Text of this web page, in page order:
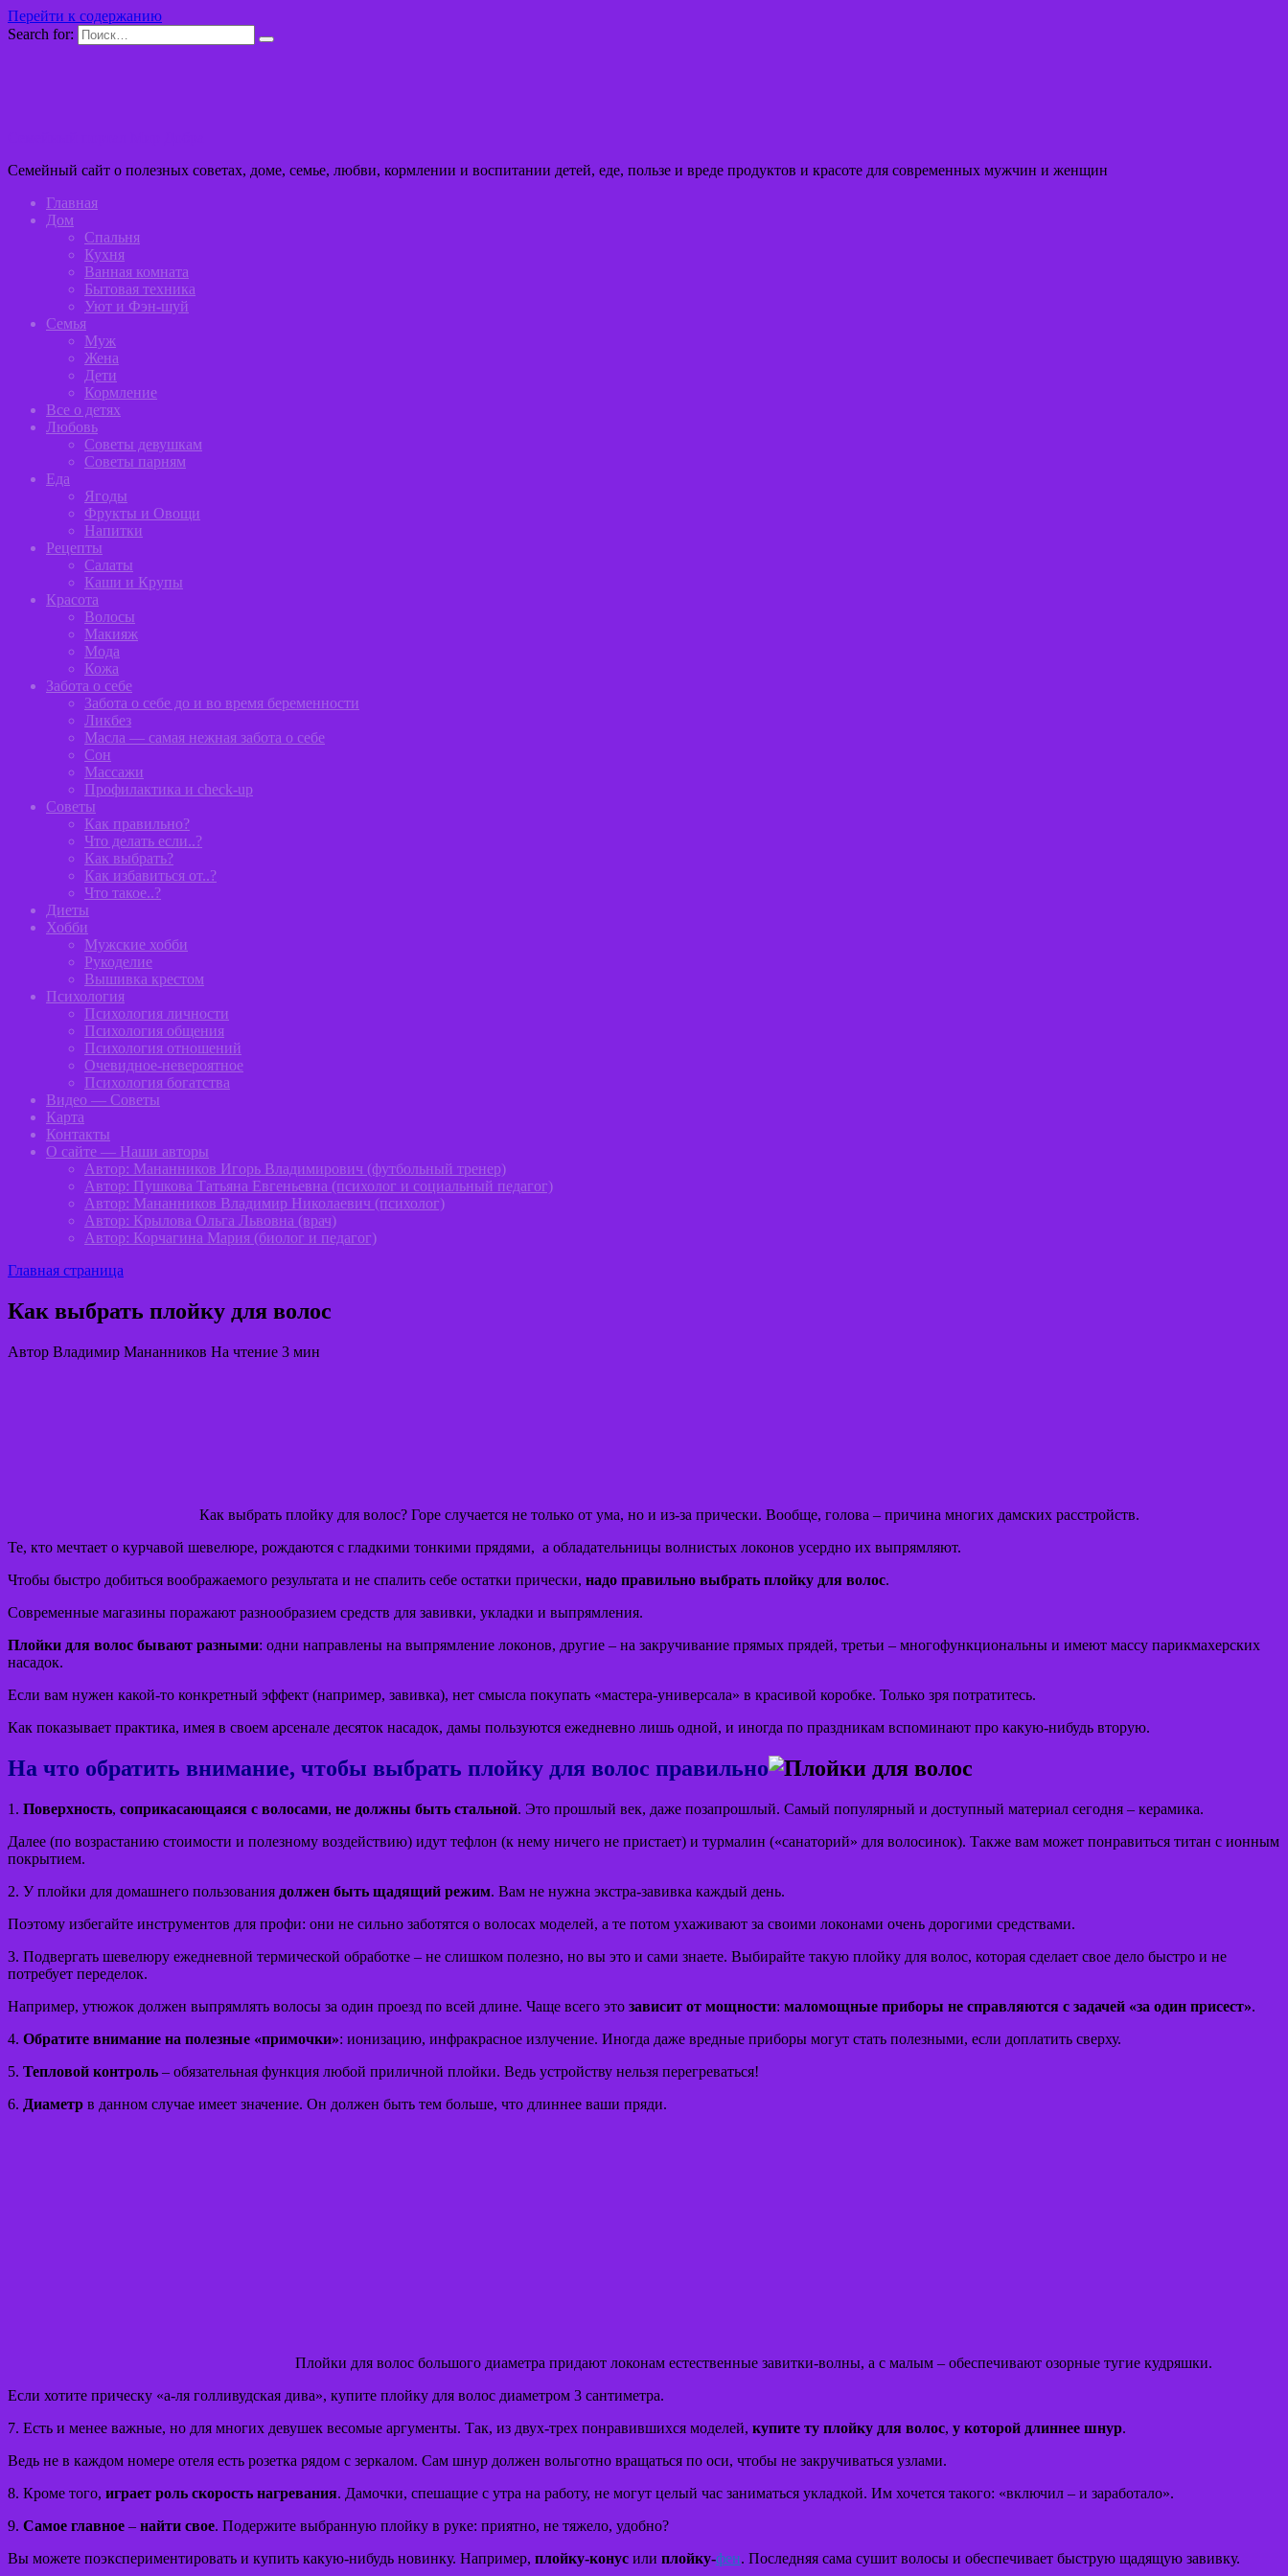
Перейти к содержанию
Search for:
Семейный сайт о полезных советах, доме, семье, любви, кормлении и воспитании детей, еде, пользе и вреде продуктов и красоте для современных мужчин и женщин
Главная
Дом
Спальня
Кухня
Ванная комната
Бытовая техника
Уют и Фэн-шуй
Семья
Муж
Жена
Дети
Кормление
Все о детях
Любовь
Советы девушкам
Советы парням
Еда
Ягоды
Фрукты и Овощи
Напитки
Рецепты
Салаты
Каши и Крупы
Красота
Волосы
Макияж
Мода
Кожа
Забота о себе
Забота о себе до и во время беременности
Ликбез
Масла — самая нежная забота о себе
Сон
Массажи
Профилактика и сheck-up
Советы
Как правильно?
Что делать если..?
Как выбрать?
Как избавиться от..?
Что такое..?
Диеты
Хобби
Мужские хобби
Рукоделие
Вышивка крестом
Психология
Психология личности
Психология общения
Психология отношений
Очевидное-невероятное
Психология богатства
Видео — Советы
Карта
Контакты
О сайте — Наши авторы
Автор: Мананников Игорь Владимирович (футбольный тренер)
Автор: Пушкова Татьяна Евгеньевна (психолог и социальный педагог)
Автор: Мананников Владимир Николаевич (психолог)
Автор: Крылова Ольга Львовна (врач)
Автор: Корчагина Мария (биолог и педагог)
Главная страница
Как выбрать плойку для волос
Автор Владимир Мананников На чтение 3 мин
Как выбрать плойку для волос? Горе случается не только от ума, но и из-за прически. Вообще, голова – причина многих дамских расстройств.
Те, кто мечтает о курчавой шевелюре, рождаются с гладкими тонкими прядями, а обладательницы волнистых локонов усердно их выпрямляют.
Чтобы быстро добиться воображаемого результата и не спалить себе остатки прически, надо правильно выбрать плойку для волос.
Современные магазины поражают разнообразием средств для завивки, укладки и выпрямления.
Плойки для волос бывают разными: одни направлены на выпрямление локонов, другие – на закручивание прямых прядей, третьи – многофункциональны и имеют массу парикмахерских
насадок.
Если вам нужен какой-то конкретный эффект (например, завивка), нет смысла покупать «мастера-универсала» в красивой коробке. Только зря потратитесь.
Как показывает практика, имея в своем арсенале десяток насадок, дамы пользуются ежедневно лишь одной, и иногда по праздникам вспоминают про какую-нибудь вторую.
На что обратить внимание, чтобы выбрать плойку для волос правильно
1. Поверхность, соприкасающаяся с волосами, не должны быть стальной. Это прошлый век, даже позапрошлый. Самый популярный и доступный материал сегодня – керамика.
Далее (по возрастанию стоимости и полезному воздействию) идут тефлон (к нему ничего не пристает) и турмалин («санаторий» для волосинок). Также вам может понравиться титан с ионным
покрытием.
2. У плойки для домашнего пользования должен быть щадящий режим. Вам не нужна экстра-завивка каждый день.
Поэтому избегайте инструментов для профи: они не сильно заботятся о волосах моделей, а те потом ухаживают за своими локонами очень дорогими средствами.
3. Подвергать шевелюру ежедневной термической обработке – не слишком полезно, но вы это и сами знаете. Выбирайте такую плойку для волос, которая сделает свое дело быстро и не
потребует переделок.
Например, утюжок должен выпрямлять волосы за один проезд по всей длине. Чаще всего это зависит от мощности: маломощные приборы не справляются с задачей «за один присест».
4. Обратите внимание на полезные «примочки»: ионизацию, инфракрасное излучение. Иногда даже вредные приборы могут стать полезными, если доплатить сверху.
5. Тепловой контроль – обязательная функция любой приличной плойки. Ведь устройству нельзя перегреваться!
6. Диаметр в данном случае имеет значение. Он должен быть тем больше, что длиннее ваши пряди.
Плойки для волос большого диаметра придают локонам естественные завитки-волны, а с малым – обеспечивают озорные тугие кудряшки.
Если хотите прическу «а-ля голливудская дива», купите плойку для волос диаметром 3 сантиметра.
7. Есть и менее важные, но для многих девушек весомые аргументы. Так, из двух-трех понравившихся моделей, купите ту плойку для волос, у которой длиннее шнур.
Ведь не в каждом номере отеля есть розетка рядом с зеркалом. Сам шнур должен вольготно вращаться по оси, чтобы не закручиваться узлами.
8. Кроме того, играет роль скорость нагревания. Дамочки, спешащие с утра на работу, не могут целый час заниматься укладкой. Им хочется такого: «включил – и заработало».
9. Самое главное – найти свое. Подержите выбранную плойку в руке: приятно, не тяжело, удобно?
Вы можете поэкспериментировать и купить какую-нибудь новинку. Например, плойку-конус или плойку-фен. Последняя сама сушит волосы и обеспечивает быструю щадящую завивку.